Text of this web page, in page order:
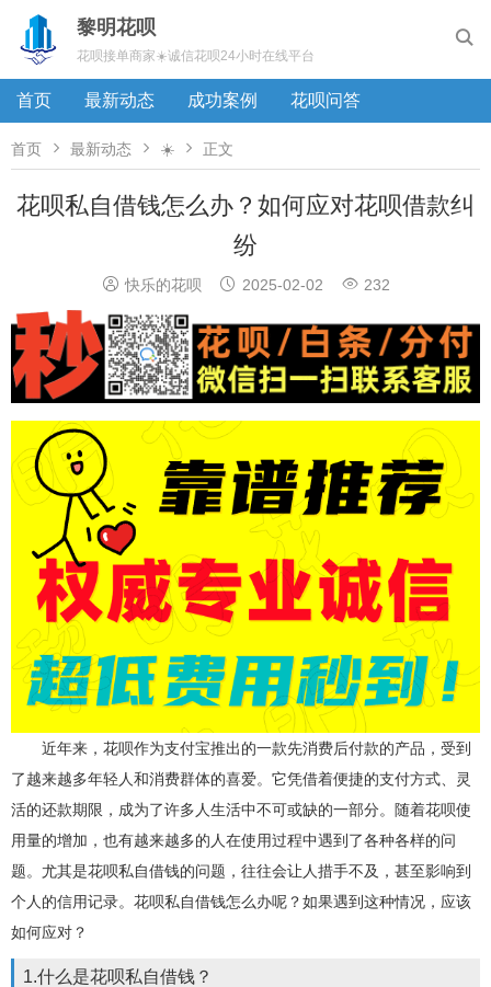

黎明花呗
花呗接单商家☀️诚信花呗24小时在线平台
首页 最新动态 成功案例 花呗问答
首页  最新动态  ☀️  正文
花呗私自借钱怎么办？如何应对花呗借款纠
纷
 快乐的花呗  2025-02-02  232
近年来，花呗作为支付宝推出的一款先消费后付款的产品，受到
了越来越多年轻人和消费群体的喜爱。它凭借着便捷的支付方式、灵
活的还款期限，成为了许多人生活中不可或缺的一部分。随着花呗使
用量的增加，也有越来越多的人在使用过程中遇到了各种各样的问
题。尤其是花呗私自借钱的问题，往往会让人措手不及，甚至影响到
个人的信用记录。花呗私自借钱怎么办呢？如果遇到这种情况，应该
如何应对？
1.什么是花呗私自借钱？